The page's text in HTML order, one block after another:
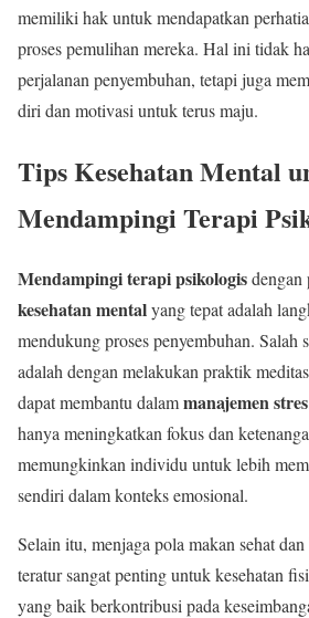
memiliki hak untuk mendapatkan
proses pemulihan mereka. Hal ini tidak
perjalanan penyembuhan, tetapi juga
diri dan motivasi untuk terus maju.
Tips Kesehatan Mental
Mendampingi Terapi
Mendampingi terapi psikologisdengan
kesehatan mentalyang tepat adalah
mendukung proses penyembuhan. Salah
adalah dengan melakukan praktik
dapat membantu dalammanajemen stres
hanya meningkatkan fokus dan
memungkinkan individu untuk lebih
sendiri dalam konteks emosional.
Selain itu, menjaga pola makan sehat dan
teratur sangat penting untuk kesehatan
yang baik berkontribusi pada